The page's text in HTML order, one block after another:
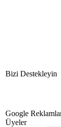
Bizi Destekleyin
Google
Üyeler